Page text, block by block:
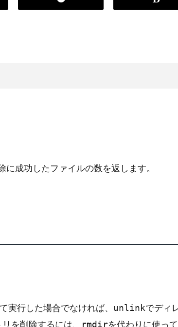
成功したファイルの数を返します。
実行した場合でなければ、 unlinkでディ
を削除するには、
rmdirを代わりに使っ